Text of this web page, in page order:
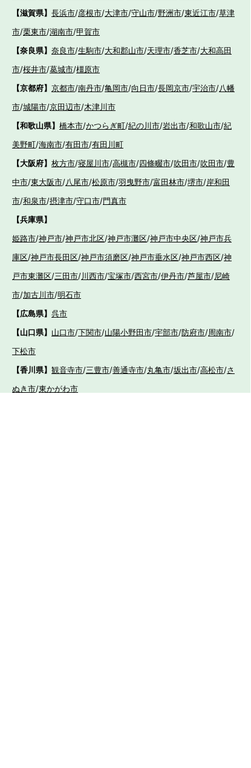
【滋賀県】 長浜市/彦根市/大津市/守山市/野洲市/東近江市/草津
市/栗東市/湖南市/甲賀市
【奈良県】 奈良市/生駒市/大和郡山市/天理市/香芝市/大和高田
市/桜井市/葛城市/橿原市
【京都府】 京都市/南丹市/亀岡市/向日市/長岡京市/宇治市/八幡
市/城陽市/京田辺市/木津川市
【和歌山県】 橋本市/かつらぎ町/紀の川市/岩出市/和歌山市/紀
美野町/海南市/有田市/有田川町
【大阪府】 枚方市/寝屋川市/高槻市/四條畷市/吹田市/吹田市/豊
中市/東大阪市/八尾市/松原市/羽曳野市/富田林市/堺市/岸和田
市/和泉市/摂津市/守口市/門真市
【兵庫県】
姫路市/神戸市/神戸市北区/神戸市灘区/神戸市中央区/神戸市兵
庫区/神戸市長田区/神戸市須磨区/神戸市垂水区/神戸市西区/神
戸市東灘区/三田市/川西市/宝塚市/西宮市/伊丹市/芦屋市/尼崎
市/加古川市/明石市
【広島県】 呉市
【山口県】 山口市/下関市/山陽小野田市/宇部市/防府市/周南市/
下松市
【香川県】 観音寺市/三豊市/善通寺市/丸亀市/坂出市/高松市/さ
ぬき市/東かがわ市